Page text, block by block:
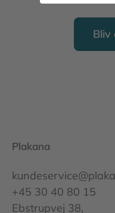
Bliv
Plakana
+45 30 40 80 15
Ebstrupvej 38,